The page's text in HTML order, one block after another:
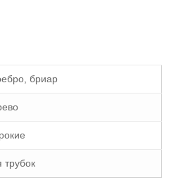
бриар
трубок